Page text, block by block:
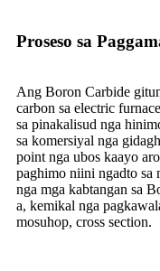
Proseso sa
Ang Boron Carbide
carbon sa electric
sa pinakalisud nga
sa komersiyal nga
point nga ubos kaayo
paghimo niini ngadto sa
nga mga kabtangan sa
a, kemikal nga
mosuhop, cross section.